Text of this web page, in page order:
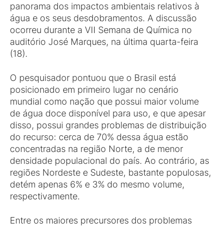
panorama dos impactos ambientais relativos à
água e os seus desdobramentos. A discussão
ocorreu durante a VII Semana de Química no
auditório José Marques, na última quarta-feira
(18).
O pesquisador pontuou que o Brasil está
posicionado em primeiro lugar no cenário
mundial como nação que possui maior volume
de água doce disponível para uso, e que apesar
disso, possui grandes problemas de distribuição
do recurso: cerca de 70% dessa água estão
concentradas na região Norte, a de menor
densidade populacional do país. Ao contrário, as
regiões Nordeste e Sudeste, bastante populosas,
detém apenas 6% e 3% do mesmo volume,
respectivamente.
Entre os maiores precursores dos problemas